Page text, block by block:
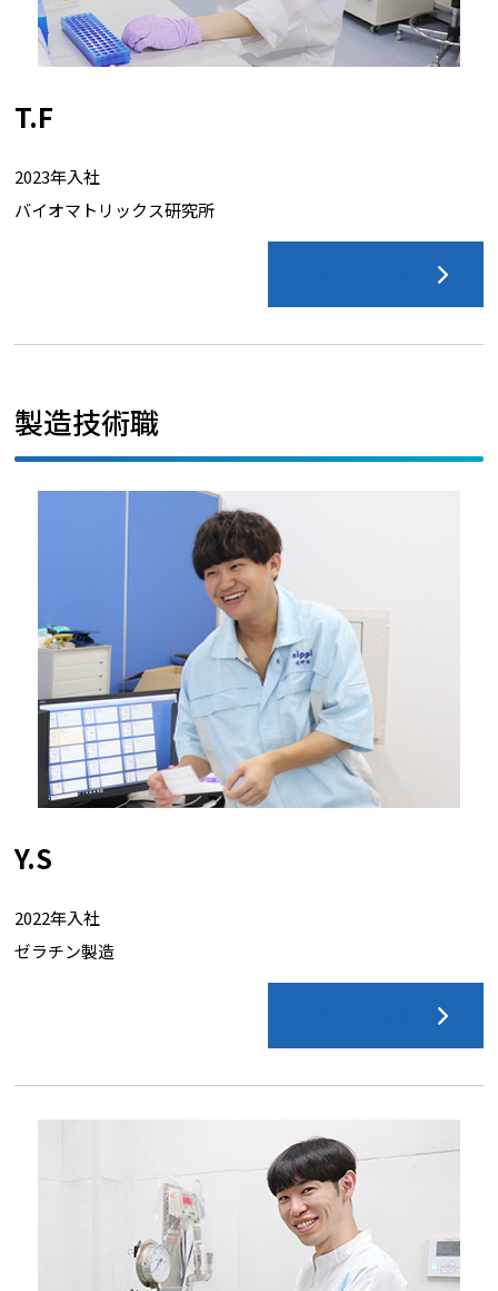
T.F
2023年入社
バイオマトリックス研究所
製造技術職
Y.S
2022年入社
ゼラチン製造